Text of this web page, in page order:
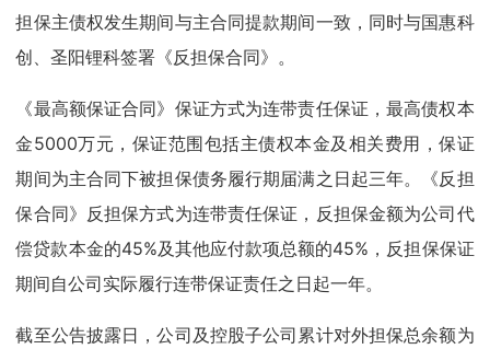
担保主债权发生期间与主合同提款期间一致，同时与国惠科
创、圣阳锂科签署《反担保合同》。
《最高额保证合同》保证方式为连带责任保证，最高债权本
金5000万元，保证范围包括主债权本金及相关费用，保证
期间为主合同下被担保债务履行期届满之日起三年。《反担
保合同》反担保方式为连带责任保证，反担保金额为公司代
偿贷款本金的45%及其他应付款项总额的45%，反担保保证
期间自公司实际履行连带保证责任之日起一年。
截至公告披露日，公司及控股子公司累计对外担保总余额为